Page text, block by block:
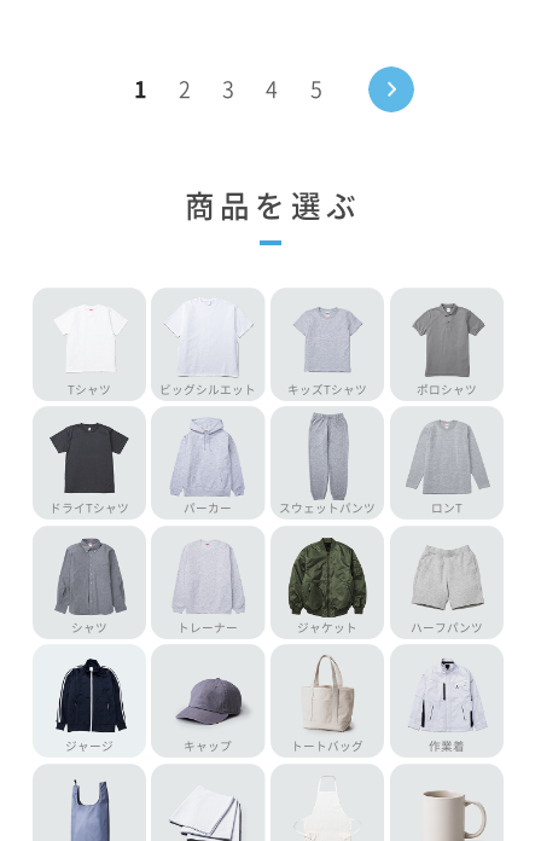
1 2 3 4 5
商品を選ぶ
Tシャツ ビッグシルエット ポロシャツ